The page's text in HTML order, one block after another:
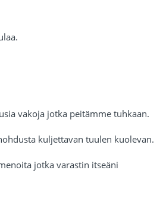
vakoja jotka peitämme tuhkaan.
kuljettavan tuulen kuolevan.
jotka varastin itseäni